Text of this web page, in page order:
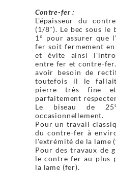
Contre-fer :
L'épaisseur du
(1/8"). Le bec sous le
1° pour assurer que
fer soit fermement
et évite ainsi
entre fer et contre-
avoir besoin de
toutefois il le
pierre très fine
parfaitement
Le biseau de
occasionnellement.
Pour un travail
du contre-fer à
l'extrémité de la lame
Pour des travaux de
le contre-fer au plus
la lame (fer).